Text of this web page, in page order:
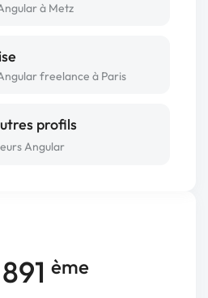
ème
à Metz
freelance à Paris
profils
Angular